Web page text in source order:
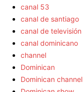
canal 53
canal de santiago
canal de televisión
canal dominicano
channel
Dominican
Dominican channel